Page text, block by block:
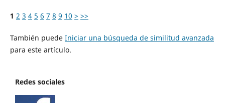
1 2 3 4 5 6 7 8 9 10 > >>
También puede Iniciar una búsqueda de similitud avanzada
para este artículo.
Redes sociales